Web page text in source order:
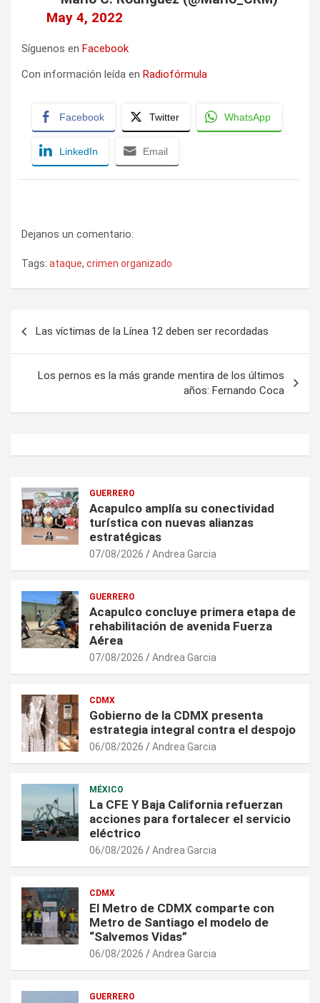
May 4, 2022
Síguenos en Facebook
Con información leída en Radiofórmula
Facebook Twitter WhatsApp
LinkedIn Email
Dejanos un comentario:
Tags: ataque, crimen organizado
entradas
Las víctimas de la Línea 12 deben ser recordadas
Los pernos es la más grande mentira de los últimos
años: Fernando Coca
GUERRERO
Acapulco amplía su conectividad
turística con nuevas alianzas
estratégicas
07/08/2026 Andrea Garcia
GUERRERO
Acapulco concluye primera etapa de
rehabilitación de avenida Fuerza
Aérea
07/08/2026 Andrea Garcia
CDMX
Gobierno de la CDMX presenta
estrategia integral contra el despojo
06/08/2026 Andrea Garcia
MÉXICO
La CFE Y Baja California refuerzan
acciones para fortalecer el servicio
eléctrico
06/08/2026 Andrea Garcia
CDMX
El Metro de CDMX comparte con
Metro de Santiago el modelo de
“Salvemos Vidas”
06/08/2026 Andrea Garcia
GUERRERO